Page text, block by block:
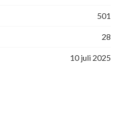
501
28
10 juli 2025